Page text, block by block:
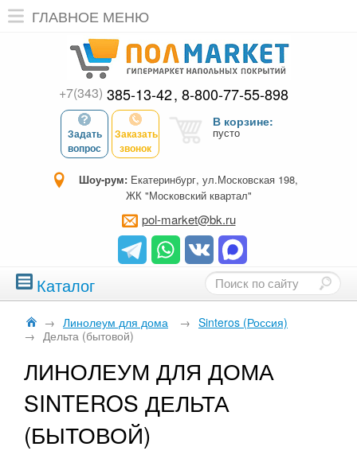
ГЛАВНОЕ МЕНЮ
+7(343) 385-13-42 8-800-77-55-898
Задать
вопрос
Заказать
звонок
В корзине:
пусто
Шоу-рум: Екатеринбург, ул.Московская 198,
ЖК "Московский квартал"
pol-market@bk.ru
Каталог
→ Линолеум для дома → Sinteros (Россия)
→ Дельта (бытовой)
ЛИНОЛЕУМ ДЛЯ ДОМА
SINTEROS ДЕЛЬТА
(БЫТОВОЙ)